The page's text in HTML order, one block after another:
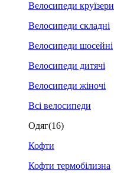
Велосипеди круїзери
Велосипеди складні
Велосипеди шосейні
Велосипеди дитячі
Велосипеди жіночі
Всі велосипеди
Одяг(16)
Кофти
Кофти термобілизна